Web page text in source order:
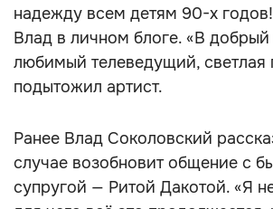
надежду всем детям 90-х
Влад в личном блоге. «В добрый
любимый телеведущий, светлая
подытожил артист.
Ранее Влад Соколовский
случае возобновит общение с
супругой — Ритой Дакотой. «Я